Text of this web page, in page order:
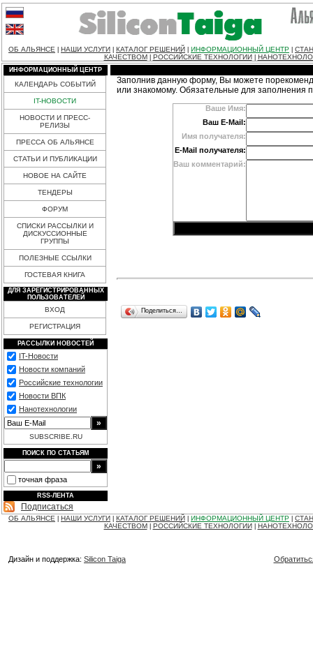
ОБ АЛЬЯНСЕ НАШИ УСЛУГИ КАТАЛОГ РЕШЕНИЙ ИНФОРМАЦИОННЫЙ ЦЕНТР
КАЧЕСТВОМ
РОССИЙСКИЕ ТЕХНОЛОГИИ
ИНФОРМАЦИОННЫЙ ЦЕНТР
КАЛЕНДАРЬ СОБЫТИЙ
IT-НОВОСТИ
НОВОСТИ И ПРЕСС-
РЕЛИЗЫ
ПРЕССА ОБ АЛЬЯНСЕ
СТАТЬИ И ПУБЛИКАЦИИ
НОВОЕ НА САЙТЕ
ТЕНДЕРЫ
ФОРУМ
СПИСКИ РАССЫЛКИ И
ДИСКУССИОННЫЕ
ГРУППЫ
ПОЛЕЗНЫЕ ССЫЛКИ
ГОСТЕВАЯ КНИГА
ДЛЯ ЗАРЕГИСТРИРОВАННЫХ
ПОЛЬЗОВАТЕЛЕЙ
ВХОД
РЕГИСТРАЦИЯ
РАССЫЛКИ НОВОСТЕЙ
IT-Новости
Новости компаний
Российские технологии
Новости ВПК
Нанотехнологии
SUBSCRIBE.RU
ПОИСК ПО СТАТЬЯМ
точная фраза
RSS-ЛЕНТА
Подписаться
Заполнив данную форму, Вы можете
или знакомому. Обязательные для заполнения
Ваше Имя:
Ваш E-Mail:
Имя получателя:
E-Mail получателя:
Ваш комментарий:
Поделиться…
ОБ АЛЬЯНСЕ НАШИ УСЛУГИ КАТАЛОГ РЕШЕНИЙ ИНФОРМАЦИОННЫЙ ЦЕНТР
КАЧЕСТВОМ
РОССИЙСКИЕ ТЕХНОЛОГИИ
Дизайн и поддержка: Silicon Taiga